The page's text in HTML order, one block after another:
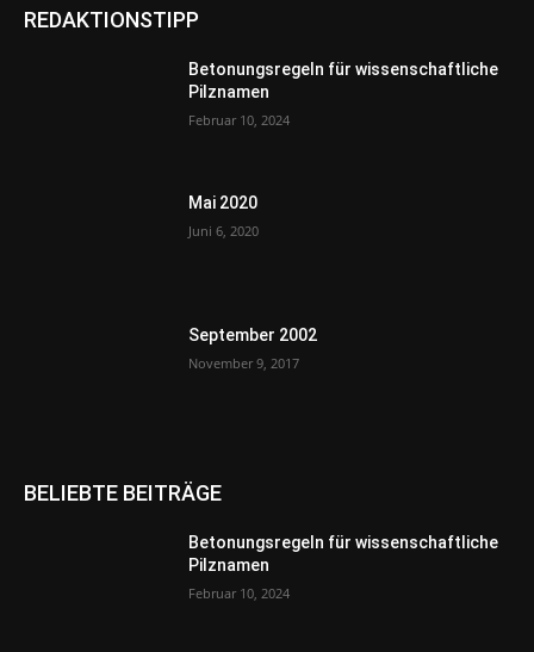
REDAKTIONSTIPP
Betonungsregeln für wissenschaftliche
Pilznamen
Februar 10, 2024
Mai 2020
Juni 6, 2020
September 2002
November 9, 2017
BELIEBTE BEITRÄGE
Betonungsregeln für wissenschaftliche
Pilznamen
Februar 10, 2024